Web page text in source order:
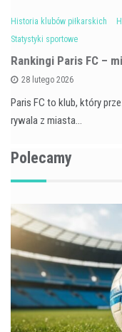
Historia klubów piłkarskich
Statystyki sportowe
Rankingi Paris FC –
28 lutego 2026
Paris FC to klub, który
rywala z miasta…
Polecamy